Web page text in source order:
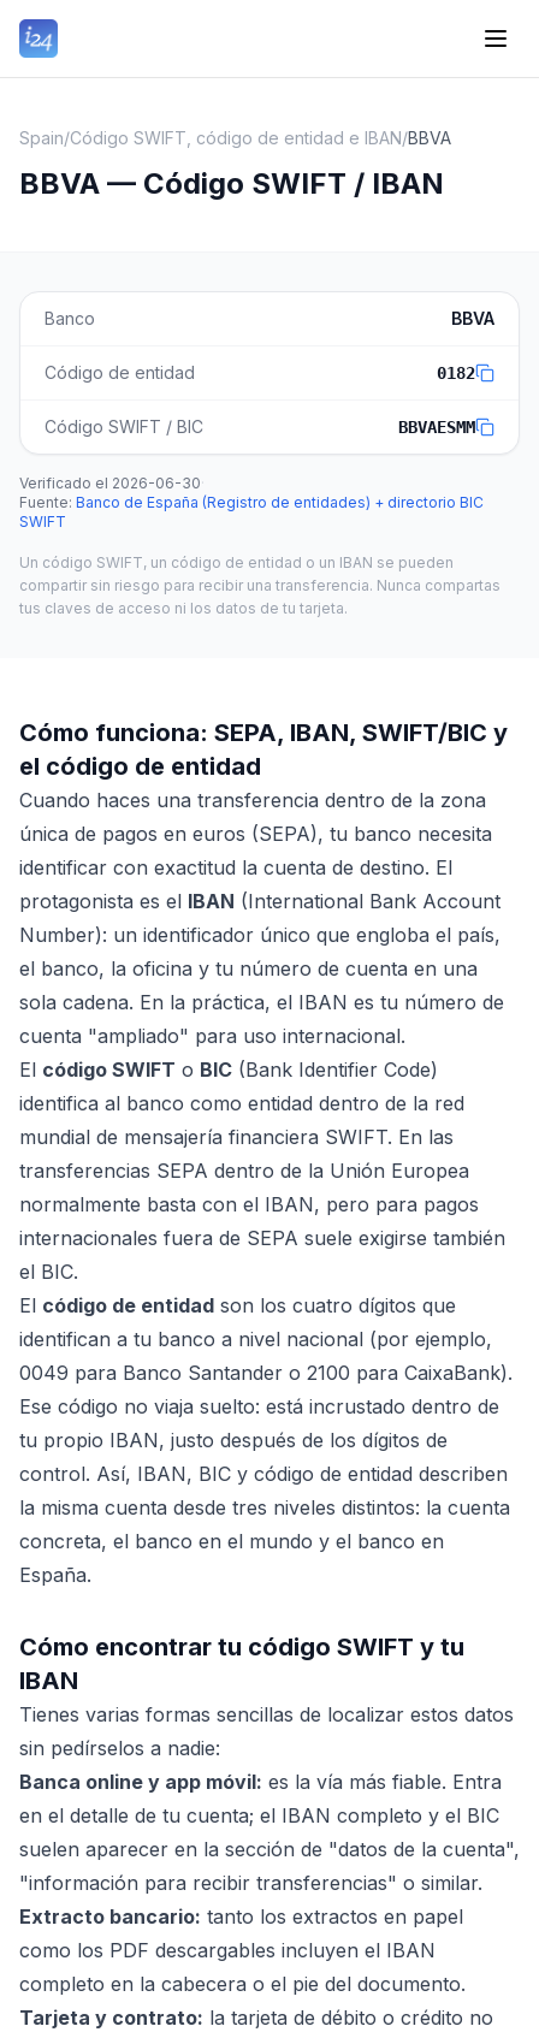
Spain/Código SWIFT, código de entidad e IBAN/BBVA
BBVA — Código SWIFT / IBAN
Banco BBVA
Código de entidad 0182
Código SWIFT / BIC BBVAESMM
Verificado el 2026-06-30·
Fuente: Banco de España (Registro de entidades) + directorio BIC
SWIFT
Un código SWIFT, un código de entidad o un IBAN se pueden
compartir sin riesgo para recibir una transferencia. Nunca compartas
tus claves de acceso ni los datos de tu tarjeta.
Cómo funciona: SEPA, IBAN, SWIFT/BIC y
el código de entidad
Cuando haces una transferencia dentro de la zona
única de pagos en euros (SEPA), tu banco necesita
identificar con exactitud la cuenta de destino. El
protagonista es el IBAN (International Bank Account
Number): un identificador único que engloba el país,
el banco, la oficina y tu número de cuenta en una
sola cadena. En la práctica, el IBAN es tu número de
cuenta "ampliado" para uso internacional.
El código SWIFT o BIC (Bank Identifier Code)
identifica al banco como entidad dentro de la red
mundial de mensajería financiera SWIFT. En las
transferencias SEPA dentro de la Unión Europea
normalmente basta con el IBAN, pero para pagos
internacionales fuera de SEPA suele exigirse también
el BIC.
El código de entidad son los cuatro dígitos que
identifican a tu banco a nivel nacional (por ejemplo,
0049 para Banco Santander o 2100 para CaixaBank).
Ese código no viaja suelto: está incrustado dentro de
tu propio IBAN, justo después de los dígitos de
control. Así, IBAN, BIC y código de entidad describen
la misma cuenta desde tres niveles distintos: la cuenta
concreta, el banco en el mundo y el banco en
España.
Cómo encontrar tu código SWIFT y tu
IBAN
Tienes varias formas sencillas de localizar estos datos
sin pedírselos a nadie:
Banca online y app móvil: es la vía más fiable. Entra
en el detalle de tu cuenta; el IBAN completo y el BIC
suelen aparecer en la sección de "datos de la cuenta",
"información para recibir transferencias" o similar.
Extracto bancario: tanto los extractos en papel
como los PDF descargables incluyen el IBAN
completo en la cabecera o el pie del documento.
Tarjeta y contrato: la tarjeta de débito o crédito no